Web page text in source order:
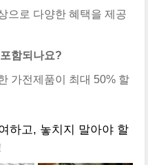
으로 다양한 혜택을 제공
함되나요?
가전제품이 최대 50% 할
하고, 놓치지 말아야 할